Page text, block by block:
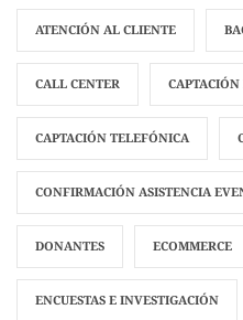
ATENCIÓN AL CLIENTE
CALL CENTER
CAPTACIÓN TELEFÓNICA
CONFIRMACIÓN ASISTENCIA
DONANTES ECOMMERCE
ENCUESTAS E INVESTIGACIÓN